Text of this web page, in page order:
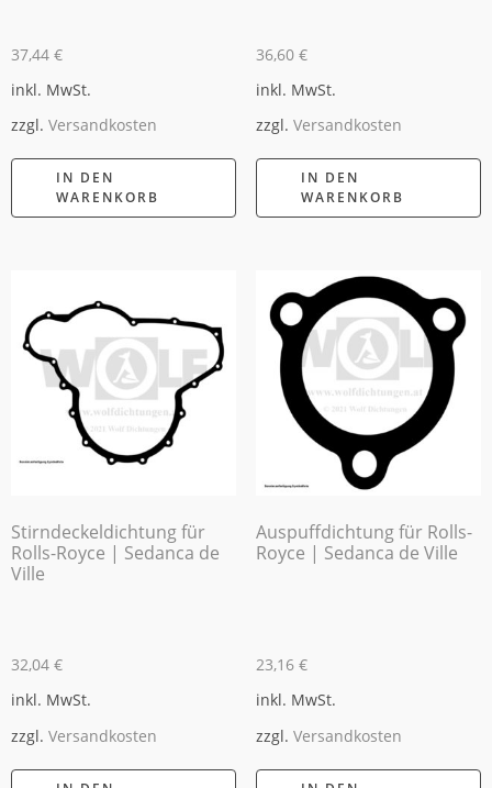
37,44 €
inkl. MwSt.
zzgl. Versandkosten
IN DEN
WARENKORB
36,60 €
inkl. MwSt.
zzgl. Versandkosten
IN DEN
WARENKORB
Stirndeckeldichtung für
Rolls-Royce | Sedanca de
Ville
32,04 €
inkl. MwSt.
zzgl. Versandkosten
Auspuffdichtung für Rolls-
Royce | Sedanca de Ville
23,16 €
inkl. MwSt.
zzgl. Versandkosten